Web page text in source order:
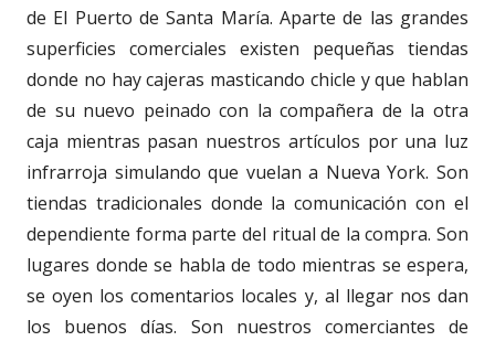
de El Puerto de Santa María. Aparte de las grandes
superficies comerciales existen pequeñas tiendas
donde no hay cajeras masticando chicle y que hablan
de su nuevo peinado con la compañera de la otra
caja mientras pasan nuestros artículos por una luz
infrarroja simulando que vuelan a Nueva York. Son
tiendas tradicionales donde la comunicación con el
dependiente forma parte del ritual de la compra. Son
lugares donde se habla de todo mientras se espera,
se oyen los comentarios locales y, al llegar nos dan
los buenos días. Son nuestros comerciantes de